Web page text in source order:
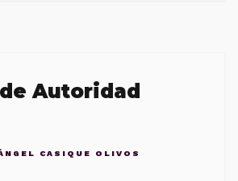
Autoridad
CASIQUE OLIVOS